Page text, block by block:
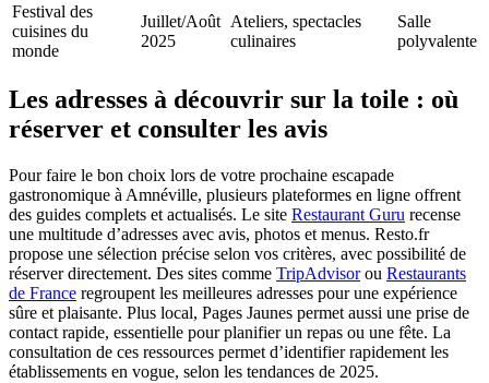
Festival des
cuisines du
monde
Juillet/Août
2025
Ateliers, spectacles
culinaires
Salle
polyvalente
Les adresses à découvrir sur la toile : où
réserver et consulter les avis
Pour faire le bon choix lors de votre prochaine escapade
gastronomique à Amnéville, plusieurs plateformes en ligne offrent
des guides complets et actualisés. Le site Restaurant Guru recense
une multitude d’adresses avec avis, photos et menus. Resto.fr
propose une sélection précise selon vos critères, avec possibilité de
réserver directement. Des sites comme TripAdvisorou Restaurants
de France regroupent les meilleures adresses pour une expérience
sûre et plaisante. Plus local, Pages Jaunes permet aussi une prise de
contact rapide, essentielle pour planifier un repas ou une fête. La
consultation de ces ressources permet d’identifier rapidement les
établissements en vogue, selon les tendances de 2025.